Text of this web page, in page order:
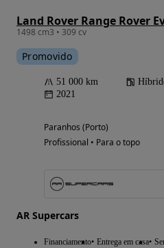
1498 cm3 • 309 cv
Promovido
51 000 km
2021
Paranhos (Porto)
Profissional • Para o topo
AR Supercars
Financiamento Entrega em casa